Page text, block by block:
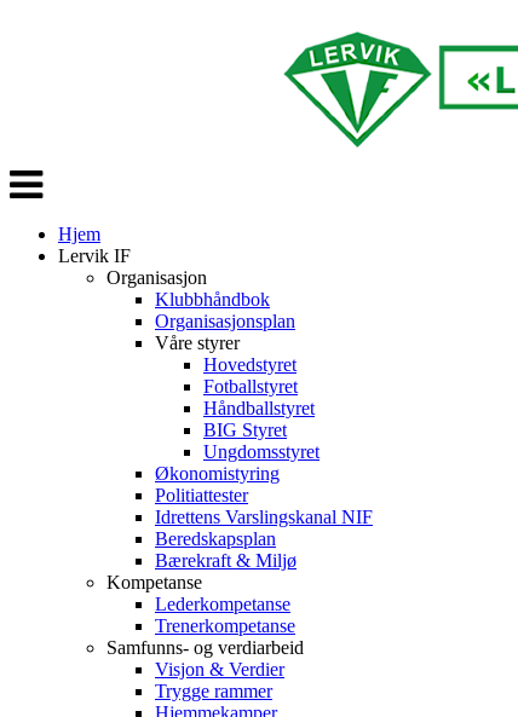
Veksle
navigasjon
Hjem
Lervik IF
Organisasjon
Klubbhåndbok
Organisasjonsplan
Våre styrer
Hovedstyret
Fotballstyret
Håndballstyret
BIG Styret
Ungdomsstyret
Økonomistyring
Politiattester
Idrettens Varslingskanal NIF
Beredskapsplan
Bærekraft & Miljø
Kompetanse
Lederkompetanse
Trenerkompetanse
Samfunns- og verdiarbeid
Visjon & Verdier
Trygge rammer
Hjemmekamper